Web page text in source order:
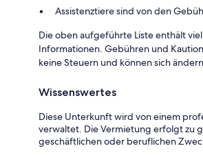
Assistenztiere sind von den
Die oben aufgeführte Liste enthält
Informationen. Gebühren und
keine Steuern und können sich
Wissenswertes
Diese Unterkunft wird von einem
verwaltet. Die Vermietung erfolgt zu
geschäftlichen oder beruflichen